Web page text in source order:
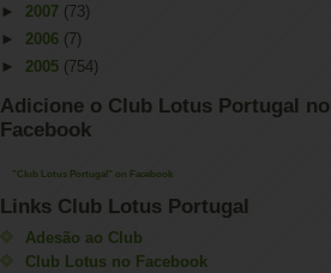
► 2007 (73)
► 2006 (7)
► 2005 (754)
Adicione o Club Lotus Portugal no
Facebook
"Club Lotus Portugal" on Facebook
Links Club Lotus Portugal
Adesão ao Club
Club Lotus no Facebook